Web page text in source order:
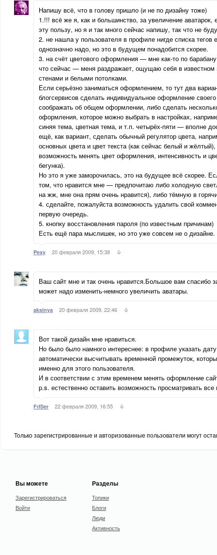
Напишу всё, что в голову пришло (и не по дизайну тоже)
1.!!! всё же я, как и большинство, за увеличение аватарок,
эту пользу, но я и так много сейчас напишу, так что не
2. не нашла у пользователя в профиле нигде списка
однозначно надо, но это в будущем понадобится скорее.
3. на счёт цветового оформления — мне как-то по
что сейчас — меня раздражает, ощущаю себя в
стенами и белыми потолками.
Если серьёзно заниматься оформлением, то тут два
блогсервисов сделать индивидуальное оформление своего
соображать об общем оформлении, либо сделать
оформления, которое можно выбрать в настройках,
синяя тема, цветная тема, и т.п. четырёх-пяти — вполне
ещё, как вариант, сделать обычный регулятор цвета,
основных цвета и цвет текста (как сейчас белый и
возможность менять цвет оформления, интенсивность и
бегунка).
Но это я уже заморочилась, это на будущее всё скорее.
том, что нравится мне — предпочитаю либо холодную
на жж, мне она прям очень нравится), либо тёмную в
4. сделайте, пожалуйста возможность удалить свой
первую очередь.
5. кнопку восстановления пароля (по известным причинам)
Есть ещё пара мыслишек, но это уже совсем не о дизайне.
Pexy 20 февраля 2009, 15:38
Ваш сайт мне и так очень нравится.Большое вам спасибо
может надо изменить-немного увеличить аватары.
aksinya 20 февраля 2009, 22:46
Вот такой дизайн мне нравиться.
Но было было намного интереснее: в профиле указать
автоматически высчитывать временной промежуток,
именно для этого пользователя.
И в соответствии с этим временем менять оформление
p.s. естественно оставить возможность просматривать
FrISer 22 февраля 2009, 16:55
Только зарегистрированные и авторизованные пользователи могут
Вы можете
Зарегистрироваться
Войти
Разделы
Топики
Блоги
Люди
Активность